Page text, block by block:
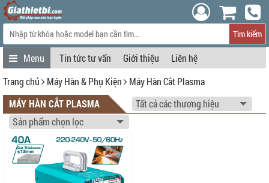
Tìm kiếm
Tin tức tư vấn Giới thiệu
Liên hệ
Trang chủ
Máy Hàn & Phụ Kiện
Máy Hàn Cắt Plasma
MÁY HÀN CẮT PLASMA